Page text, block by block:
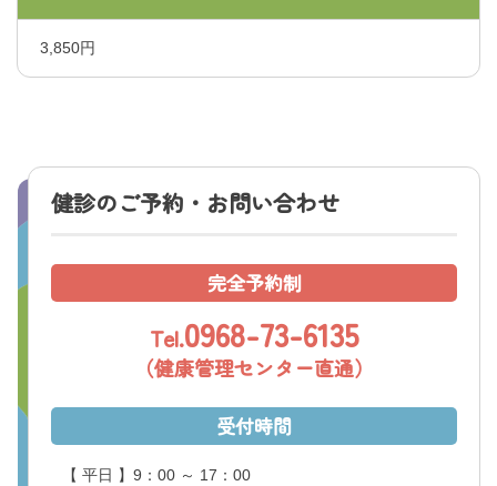
3,850円
健診のご予約・お問い合わせ
完全予約制
Tel.0968-73-6135
（健康管理センター直通）
受付時間
【 平日 】9：00 ～ 17：00